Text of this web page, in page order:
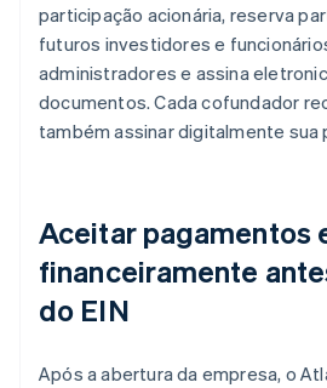
participação acionária, reserva
futuros investidores e
administradores e assina
documentos. Cada cofundador
também assinar digitalmente sua
Aceitar pagamentos
financeiramente
do EIN
Após a abertura da empresa, o